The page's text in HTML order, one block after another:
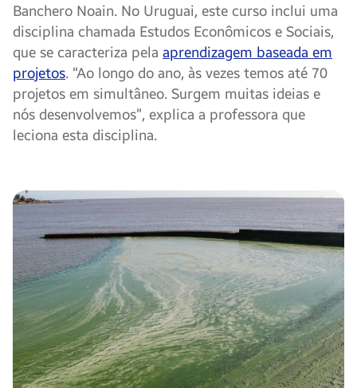
Banchero Noain. No Uruguai, este curso inclui uma
disciplina chamada Estudos Econômicos e Sociais,
que se caracteriza pela aprendizagem baseada em
projetos. “Ao longo do ano, às vezes temos até 70
projetos em simultâneo. Surgem muitas ideias e
nós desenvolvemos”, explica a professora que
leciona esta disciplina.